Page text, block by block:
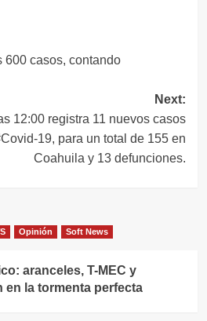
600 casos, contando
Next:
12:00 registra 11 nuevos casos
19, para un total de 155 en
Coahuila y 13 defunciones.
Opinión Soft News
aranceles, T-MEC y
la tormenta perfecta